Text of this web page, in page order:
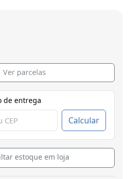
Ver parcelas
de entrega
Calcular
estoque em loja